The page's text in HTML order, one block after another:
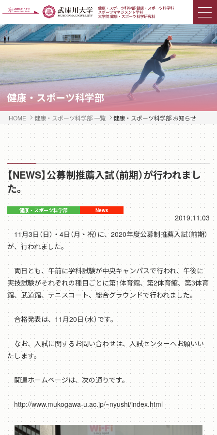
健康・スポーツ科学部
HOME 健康・スポーツ科学部 一覧 健康・スポーツ科学部 お知らせ
【NEWS】公募制推薦入試（前期）が行われまし
た。
2019.11.03
11月3日（日）・4日（月・祝）に、2020年度公募制推薦入試（前期）
が、行われました。
両日とも、午前に学科試験が中央キャンパスで行われ、午後に
実技試験がそれぞれの種目ごとに第1体育館、第2体育館、第3体育
館、武道館、テニスコート、総合グラウンドで行われました。
合格発表は、11月20日（水）です。
なお、入試に関するお問い合わせは、入試センターへお願いい
たします。
関連ホームページは、次の通りです。
http://www.mukogawa-u.ac.jp/~nyushi/index.html